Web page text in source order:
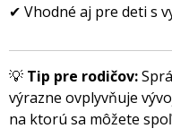
✔ Vhodné aj pre deti s
💡 Tip pre rodičov:
výrazne ovplyvňuje
na ktorú sa môžete